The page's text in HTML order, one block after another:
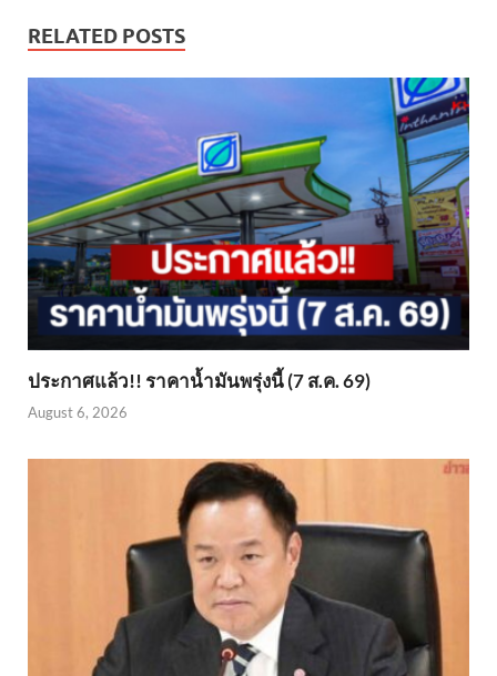
RELATED POSTS
ประกาศแล้ว!! ราคาน้ำมันพรุ่งนี้ (7 ส.ค. 69)
August 6, 2026